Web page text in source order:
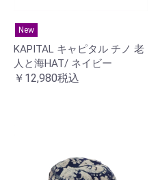
New
KAPITAL キャピタル チノ 老
人と海HAT/ ネイビー
￥12,980税込